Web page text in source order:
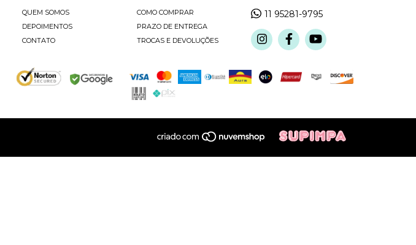
QUEM SOMOS
DEPOIMENTOS
CONTATO
COMO COMPRAR
PRAZO DE ENTREGA
TROCAS E DEVOLUÇÕES
11 95281-9795